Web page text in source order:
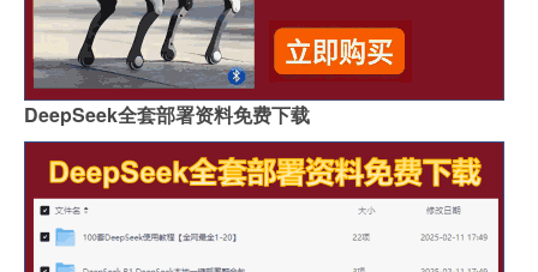
DeepSeek全套部署资料免费下载